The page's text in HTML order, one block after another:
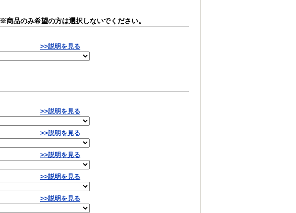
※商品のみ希望の方は選択しないでください。
>>説明を見る
>>説明を見る
>>説明を見る
>>説明を見る
>>説明を見る
>>説明を見る